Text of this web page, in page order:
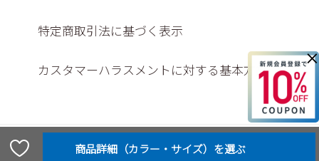
×
特定商取引法に基づく表示
カスタマーハラスメントに対する基本方針
© Washington shoe store co., ltd,